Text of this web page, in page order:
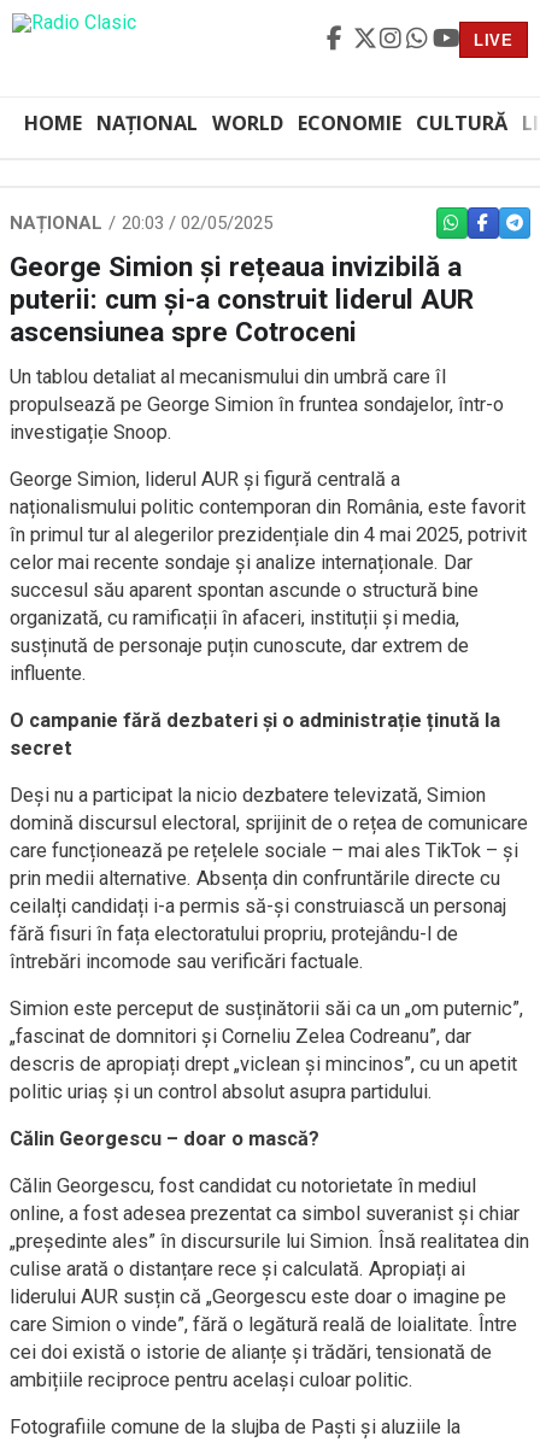
LIVE
HOME NAȚIONAL WORLD ECONOMIE CULTURĂ
NAȚIONAL 20:03 / 02/05/2025 WHATSAPP
George Simion și rețeaua invizibilă a
puterii: cum și-a construit liderul AUR
ascensiunea spre Cotroceni
Un tablou detaliat al mecanismului din umbră care îl
propulsează pe George Simion în fruntea sondajelor, într-o
investigație Snoop.
George Simion, liderul AUR și figură centrală a
naționalismului politic contemporan din România, este favorit
în primul tur al alegerilor prezidențiale din 4 mai 2025, potrivit
celor mai recente sondaje și analize internaționale. Dar
succesul său aparent spontan ascunde o structură bine
organizată, cu ramificații în afaceri, instituții și media,
susținută de personaje puțin cunoscute, dar extrem de
influente.
O campanie fără dezbateri și o administrație ținută la
secret
Deși nu a participat la nicio dezbatere televizată, Simion
domină discursul electoral, sprijinit de o rețea de comunicare
care funcționează pe rețelele sociale – mai ales TikTok – și
prin medii alternative. Absența din confruntările directe cu
ceilalți candidați i-a permis să-și construiască un personaj
fără fisuri în fața electoratului propriu, protejându-l de
întrebări incomode sau verificări factuale.
Simion este perceput de susținătorii săi ca un „om puternic”,
„fascinat de domnitori și Corneliu Zelea Codreanu”, dar
descris de apropiați drept „viclean și mincinos”, cu un apetit
politic uriaș și un control absolut asupra partidului.
Călin Georgescu – doar o mască?
Călin Georgescu, fost candidat cu notorietate în mediul
online, a fost adesea prezentat ca simbol suveranist și chiar
„președinte ales” în discursurile lui Simion. Însă realitatea din
culise arată o distanțare rece și calculată. Apropiați ai
liderului AUR susțin că „Georgescu este doar o imagine pe
care Simion o vinde”, fără o legătură reală de loialitate. Între
cei doi există o istorie de alianțe și trădări, tensionată de
ambițiile reciproce pentru același culoar politic.
Fotografiile comune de la slujba de Paști și aluziile la